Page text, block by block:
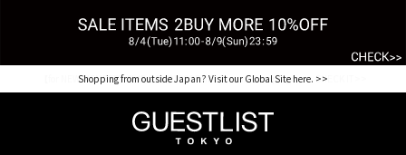
Shopping from outside Japan? Visit our Global Site here. >>
【for NEW MEMBER】新規会員様1000Point Present Campaign CHECK IT>>